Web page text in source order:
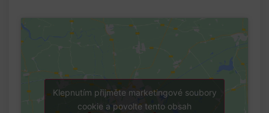
Klepnutím přijměte marketingové soubory
cookie a povolte tento obsah